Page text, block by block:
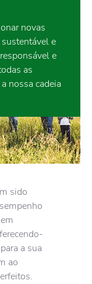
novas
e
e
as
nossa cadeia
sido
a sua
ao